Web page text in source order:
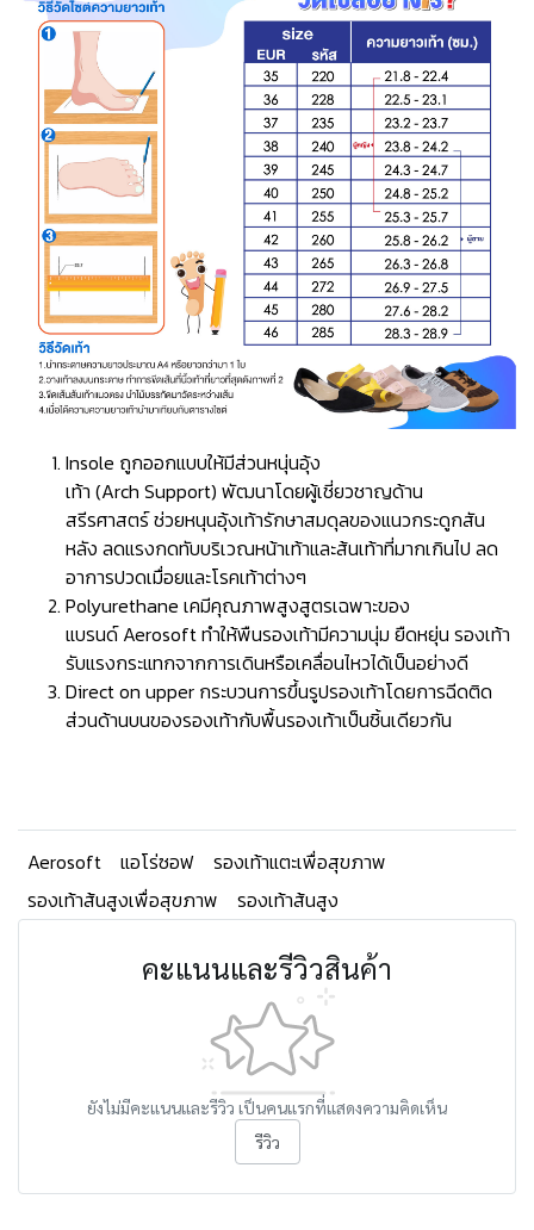
Insole ถูกออกแบบให้มีส่วนหนุ่นอุ้ง
เท้า (Arch Support) พัฒนาโดยผู้เชี่ยวชาญด้าน
สรีรศาสตร์ ช่วยหนุนอุ้งเท้ารักษาสมดุลของแนวกระดูกสัน
หลัง ลดแรงกดทับบริเวณหน้าเท้าและส้นเท้าที่มากเกินไป ลด
อาการปวดเมื่อยและโรคเท้าต่างๆ
Polyurethane เคมีคุณภาพสูงสูตรเฉพาะของ
แบรนด์ Aerosoft ทำให้พืนรองเท้ามีความนุ่ม ยืดหยุ่น รองเท้า
รับแรงกระแทกจากการเดินหรือเคลื่อนไหวได้เป็นอย่างดี
Direct on upper กระบวนการขึ้นรูปรองเท้าโดยการฉีดติด
ส่วนด้านบนของรองเท้ากับพื้นรองเท้าเป็นชิ้นเดียวกัน
Aerosoft แอโร่ซอฟ
รองเท้าแตะเพื่อสุขภาพ
รองเท้าส้นสูงเพื่อสุขภาพ
รองเท้าส้นสูง
คะแนนและรีวิวสินค้า
ยังไม่มีคะแนนและรีวิว เป็นคนแรกที่แสดงความคิดเห็น
รีวิว